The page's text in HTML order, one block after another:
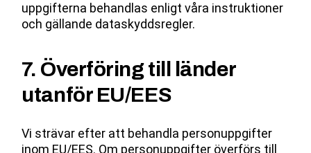
uppgifterna behandlas enligt våra instruktioner
och gällande dataskyddsregler.
7. Överföring till länder
utanför EU/EES
Vi strävar efter att behandla personuppgifter
inom EU/EES. Om personuppgifter överförs till